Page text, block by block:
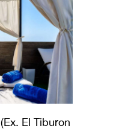
(Ex. El Tiburon